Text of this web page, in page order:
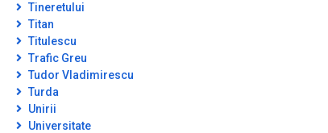
Tineretului
Titan
Titulescu
Trafic Greu
Tudor Vladimirescu
Turda
Unirii
Universitate